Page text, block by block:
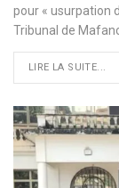
pour « usurpation
Tribunal de
LIRE LA SUITE...